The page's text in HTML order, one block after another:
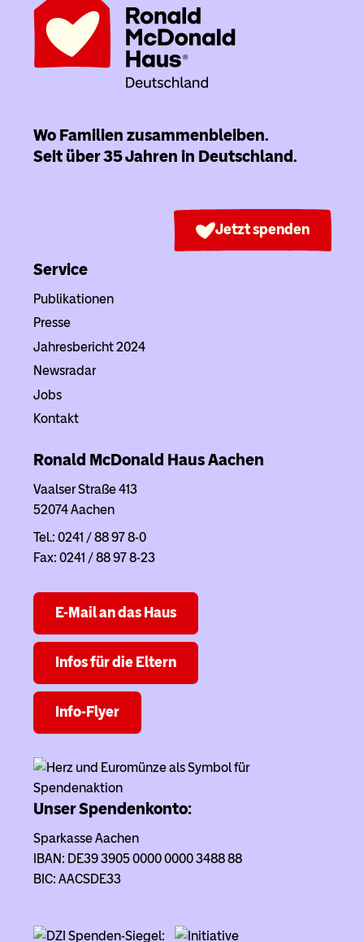
Wo Familien zusammenbleiben.
Seit über 35 Jahren in Deutschland.
Jetzt spenden
Service
Publikationen
Presse
Jahresbericht 2024
Newsradar
Jobs
Kontakt
Ronald McDonald Haus Aachen
Vaalser Straße 413
52074 Aachen
Tel.: 0241 / 88 97 8-0
Fax: 0241 / 88 97 8-23
E-Mail an das Haus
Infos für die Eltern
Info-Flyer
Unser Spendenkonto:
Sparkasse Aachen
IBAN: DE39 3905 0000 0000 3488 88
BIC: AACSDE33